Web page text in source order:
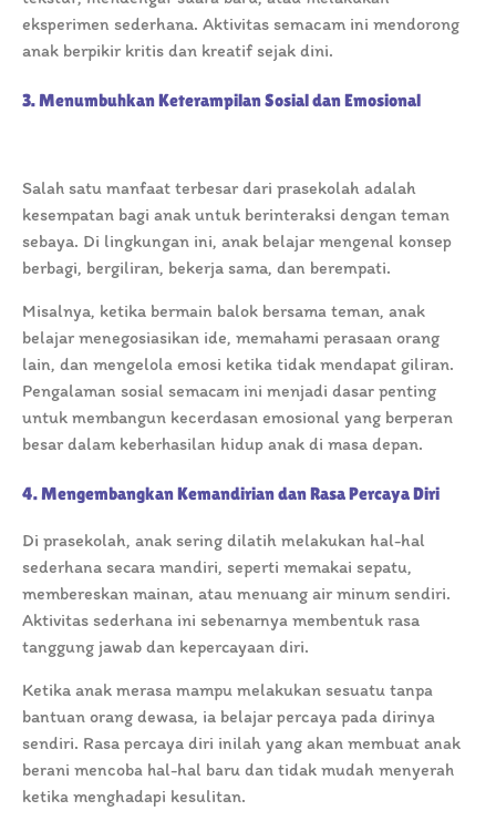
eksperimen sederhana. Aktivitas semacam ini mendorong
anak berpikir kritis dan kreatif sejak dini.
3. Menumbuhkan Keterampilan Sosial dan Emosional
Salah satu manfaat terbesar dari prasekolah adalah
kesempatan bagi anak untuk berinteraksi dengan teman
sebaya. Di lingkungan ini, anak belajar mengenal konsep
berbagi, bergiliran, bekerja sama, dan berempati.
Misalnya, ketika bermain balok bersama teman, anak
belajar menegosiasikan ide, memahami perasaan orang
lain, dan mengelola emosi ketika tidak mendapat giliran.
Pengalaman sosial semacam ini menjadi dasar penting
untuk membangun kecerdasan emosional yang berperan
besar dalam keberhasilan hidup anak di masa depan.
4. Mengembangkan Kemandirian dan Rasa Percaya Diri
Di prasekolah, anak sering dilatih melakukan hal-hal
sederhana secara mandiri, seperti memakai sepatu,
membereskan mainan, atau menuang air minum sendiri.
Aktivitas sederhana ini sebenarnya membentuk rasa
tanggung jawab dan kepercayaan diri.
Ketika anak merasa mampu melakukan sesuatu tanpa
bantuan orang dewasa, ia belajar percaya pada dirinya
sendiri. Rasa percaya diri inilah yang akan membuat anak
berani mencoba hal-hal baru dan tidak mudah menyerah
ketika menghadapi kesulitan.